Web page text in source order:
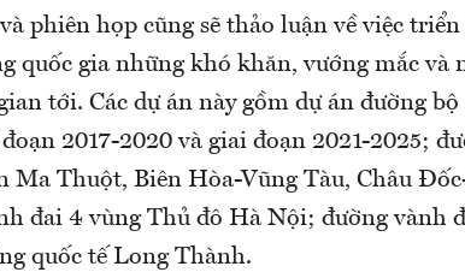
phiên họp cũng sẽ thảo luận về việc
quốc gia những khó khăn, vướng mắc và
tới. Các dự án này gồm dự án đường
2017-2020 và giai đoạn 2021-2025;
Ma Thuột, Biên Hòa-Vũng Tàu, Châu
đai 4 vùng Thủ đô Hà Nội; đường vành
quốc tế Long Thành.